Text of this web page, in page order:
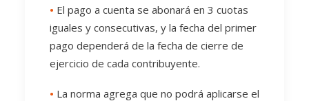
• El pago a cuenta se abonará en 3 cuotas
iguales y consecutivas, y la fecha del primer
pago dependerá de la fecha de cierre de
ejercicio de cada contribuyente.
• La norma agrega que no podrá aplicarse el